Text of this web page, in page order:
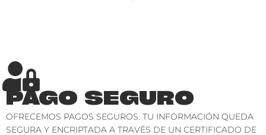
PAGO SEGURO
OFRECEMOS PAGOS SEGUROS. TU INFORMACIÓN QUEDA
SEGURA Y ENCRIPTADA A TRAVÉS DE UN CERTIFICADO DE